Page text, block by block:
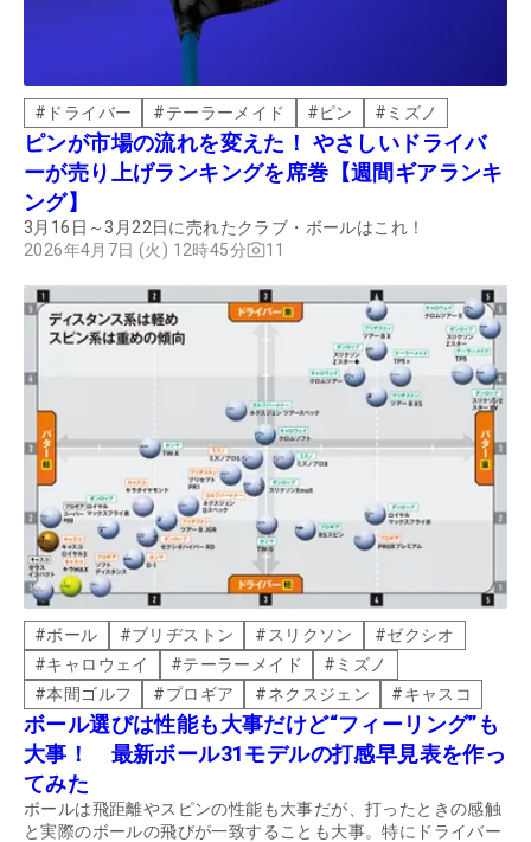
# ドライバー #テーラーメイド #ピン # ミズノ
ピンが市場の流れを変えた！ やさしいドライバ
ーが売り上げランキングを席巻【週間ギアランキ
ング】
3月16日～3月22日に売れたクラブ・ボールはこれ！
2026年4月7日 (火) 12時45分
11
#ボール #ブリヂストン # スリクソン #ゼクシオ
#キャロウェイ #テーラーメイド # ミズノ
#本間ゴルフ #プロギア #ネクスジェン #キャスコ
ボール選びは性能も大事だけど“フィーリング”も
大事！ 最新ボール31モデルの打感早見表を作っ
てみた
ボールは飛距離やスピンの性能も大事だが、打ったときの感触
と実際のボールの飛びが一致することも大事。特にドライバー